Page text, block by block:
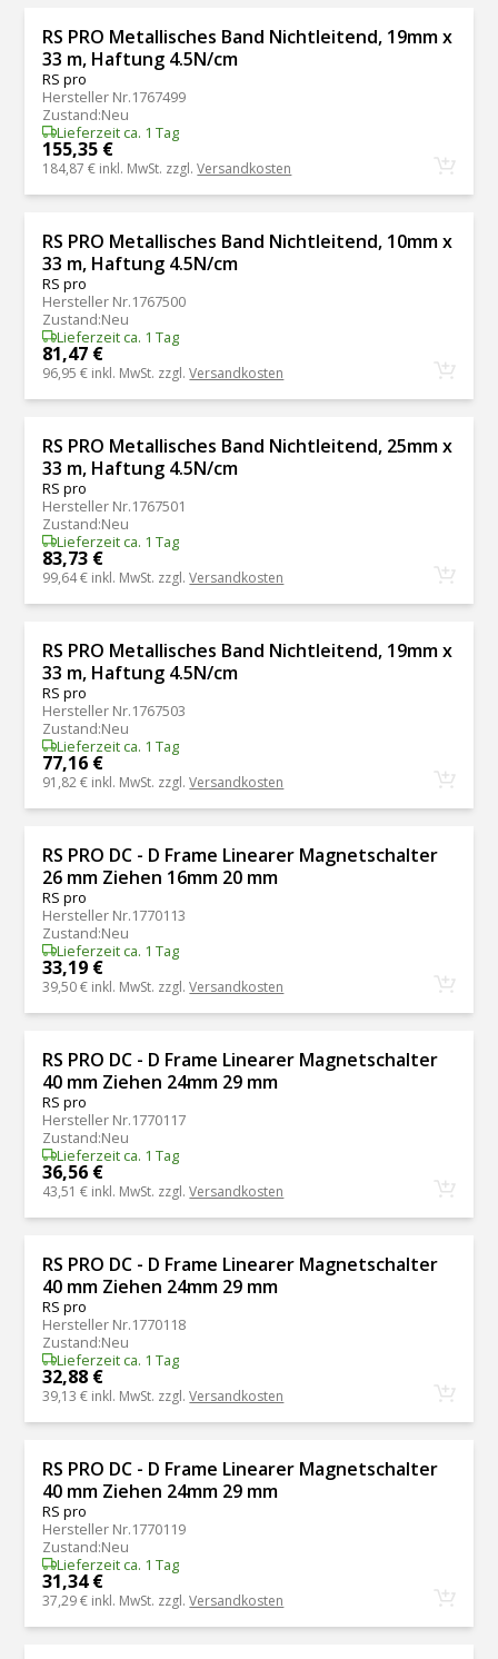
RS PRO Metallisches Band Nichtleitend, 19mm x
33 m, Haftung 4.5N/cm
RS pro
Hersteller Nr.1767499
Zustand:Neu
Lieferzeit ca. 1 Tag
155,35 €
184,87 € inkl. MwSt. zzgl.Versandkosten
RS PRO Metallisches Band Nichtleitend, 10mm x
33 m, Haftung 4.5N/cm
RS pro
Hersteller Nr.1767500
Zustand:Neu
Lieferzeit ca. 1 Tag
81,47 €
96,95 € inkl. MwSt. zzgl.Versandkosten
RS PRO Metallisches Band Nichtleitend, 25mm x
33 m, Haftung 4.5N/cm
RS pro
Hersteller Nr.1767501
Zustand:Neu
Lieferzeit ca. 1 Tag
83,73 €
99,64 € inkl. MwSt. zzgl.Versandkosten
RS PRO Metallisches Band Nichtleitend, 19mm x
33 m, Haftung 4.5N/cm
RS pro
Hersteller Nr.1767503
Zustand:Neu
Lieferzeit ca. 1 Tag
77,16 €
91,82 € inkl. MwSt. zzgl.Versandkosten
RS PRO DC - D Frame Linearer Magnetschalter
26 mm Ziehen 16mm 20 mm
RS pro
Hersteller Nr.1770113
Zustand:Neu
Lieferzeit ca. 1 Tag
33,19 €
39,50 € inkl. MwSt. zzgl.Versandkosten
RS PRO DC - D Frame Linearer Magnetschalter
40 mm Ziehen 24mm 29 mm
RS pro
Hersteller Nr.1770117
Zustand:Neu
Lieferzeit ca. 1 Tag
36,56 €
43,51 € inkl. MwSt. zzgl.Versandkosten
RS PRO DC - D Frame Linearer Magnetschalter
40 mm Ziehen 24mm 29 mm
RS pro
Hersteller Nr.1770118
Zustand:Neu
Lieferzeit ca. 1 Tag
32,88 €
39,13 € inkl. MwSt. zzgl.Versandkosten
RS PRO DC - D Frame Linearer Magnetschalter
40 mm Ziehen 24mm 29 mm
RS pro
Hersteller Nr.1770119
Zustand:Neu
Lieferzeit ca. 1 Tag
31,34 €
37,29 € inkl. MwSt. zzgl.Versandkosten